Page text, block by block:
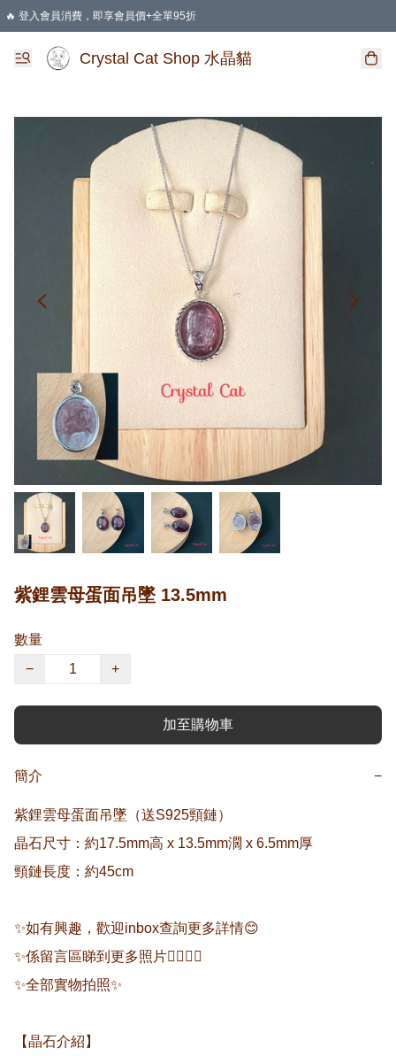
🔥 登入會員消費，即享會員價+全單95折
🛍️ 購物滿HKD 400 即享免運費優惠
Crystal Cat Shop 水晶貓
紫鋰雲母蛋面吊墜 13.5mm
數量
−
+
加至購物車
簡介 −
紫鋰雲母蛋面吊墜（送S925頸鏈）
晶石尺寸：約17.5mm高 x 13.5mm濶 x 6.5mm厚
頸鏈長度：約45cm
✨如有興趣，歡迎inbox查詢更多詳情😊
✨係留言區睇到更多照片👇🏻👇🏻
✨全部實物拍照✨
【晶石介紹】